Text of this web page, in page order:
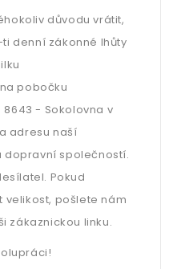
důvodu vrátit,
denní zákonné lhůty
pobočku
- Sokolovna v
adresu naší
dopravní společností.
Pokud
pošlete nám
zákaznickou linku.